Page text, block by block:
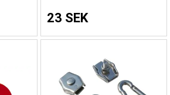
23 SEK